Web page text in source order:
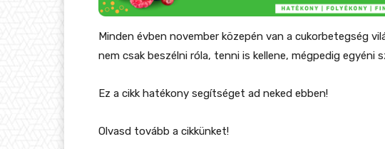
Minden évben november közepén van a cukorbetegség
nem csak beszélni róla, tenni is kellene, mégpedig egyéni
Ez a cikk hatékony segítséget ad neked ebben!
Olvasd tovább a cikkünket!